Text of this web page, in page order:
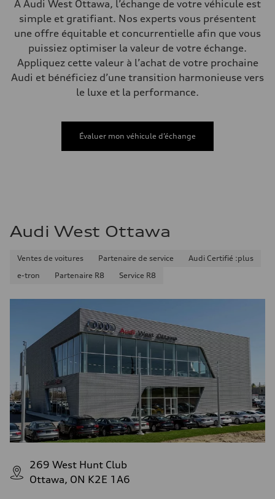
Poids brut admissible
—
Volumes
Compartiment à bagages
Réservoir de carburant (approx.)
—
Données de rendement
Consommation de carburant
Consommation – ville
À Audi West Ottawa, l’échange de votre véhicule est
simple et gratifiant. Nos experts vous présentent
une offre équitable et concurrentielle afin que vous
puissiez optimiser la valeur de votre échange.
Appliquez cette valeur à l’achat de votre prochaine
Audi et bénéficiez d’une transition harmonieuse vers
le luxe et la performance.
Évaluer mon véhicule d’échange
Audi West Ottawa
Ventes de voitures Partenaire de service
Audi Certifié :plus
e-tron
Partenaire R8 Service R8
269 West Hunt Club
Ottawa, ON K2E 1A6